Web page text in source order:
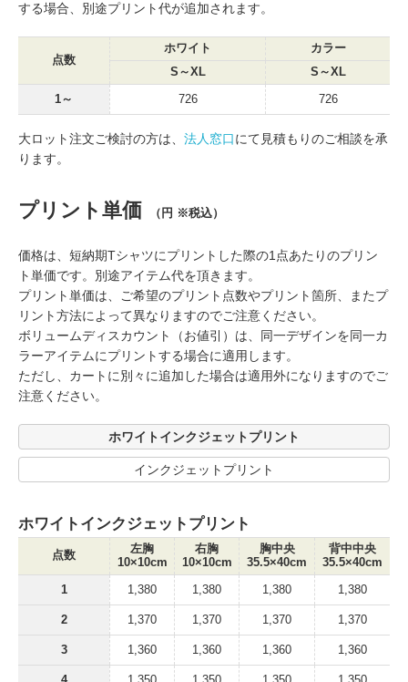
する場合、別途プリント代が追加されます。
点数
ホワイト
カラー
S～XL
S～XL
1～ 726 726
大ロット注文ご検討の方は、 法人窓口にて見積もりのご相談を承
ります。
プリント単価 （円 ※税込）
価格は、短納期Tシャツにプリントした際の1点あたりのプリン
ト単価です。別途アイテム代を頂きます。
プリント単価は、ご希望のプリント点数やプリント箇所、またプ
リント方法によって異なりますのでご注意ください。
ボリュームディスカウント（お値引）は、同一デザインを同一カ
ラーアイテムにプリントする場合に適用します。
ただし、カートに別々に追加した場合は適用外になりますのでご
注意ください。
ホワイトインクジェットプリント
インクジェットプリント
ホワイトインクジェットプリント
点数
左胸
10×10cm
右胸
10×10cm
胸中央
35.5×40cm
背中中央
35.5×40cm
1 1,380 1,380 1,380 1,380
2 1,370 1,370 1,370 1,370
3 1,360 1,360 1,360 1,360